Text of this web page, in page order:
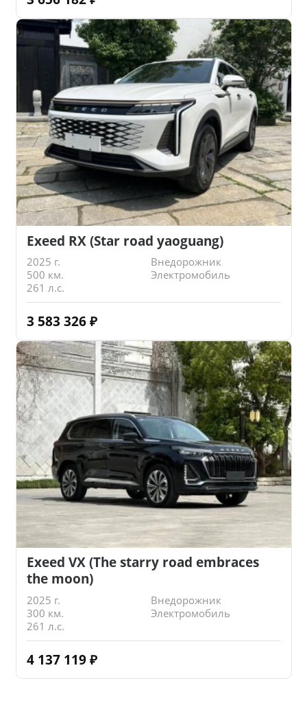
Exeed RX (Star road yaoguang)
2025 г.
Внедорожник
500 км.
Электромобиль
261 л.с.
3 583 326 ₽
Exeed VX (The starry road embraces
the moon)
2025 г.
Внедорожник
300 км.
Электромобиль
261 л.с.
4 137 119 ₽